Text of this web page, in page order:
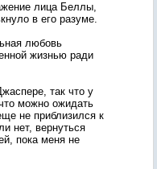
лица Беллы,
в его разуме.
любовь
жизнью ради
так что у
можно ожидать
не приблизился к
нет, вернуться
пока меня не